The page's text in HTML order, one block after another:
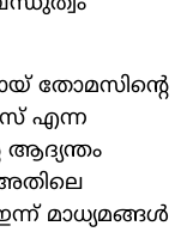
തോമസിന്റെ
എന്ന
മാധ്യമങ്ങൾ